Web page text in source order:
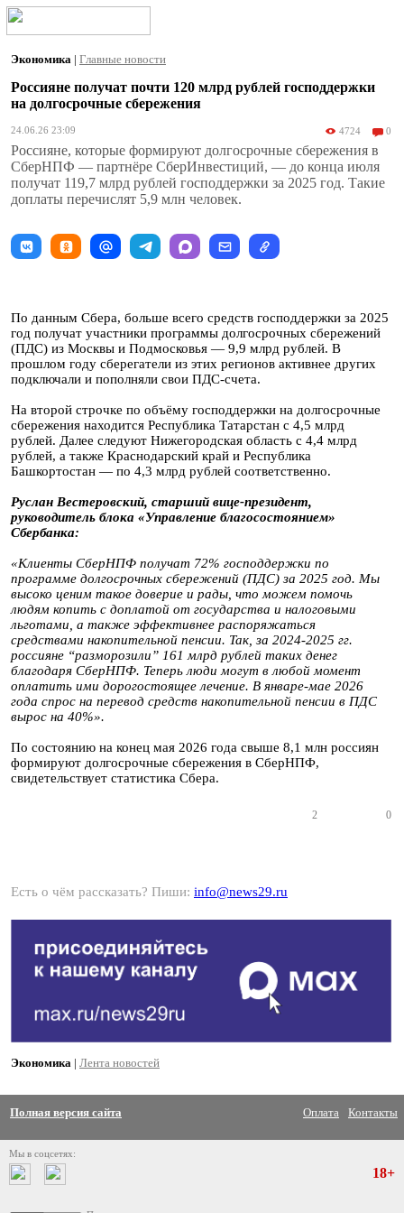
Экономика | Главные новости
Россияне получат почти 120 млрд рублей господдержки
на долгосрочные сбережения
24.06.26 23:09 4724 0
Россияне, которые формируют долгосрочные сбережения в
СберНПФ — партнёре СберИнвестиций, — до конца июля
получат 119,7 млрд рублей господдержки за 2025 год. Такие
доплаты перечислят 5,9 млн человек.
По данным Сбера, больше всего средств господдержки за 2025
год получат участники программы долгосрочных сбережений
(ПДС) из Москвы и Подмосковья — 9,9 млрд рублей. В
прошлом году сберегатели из этих регионов активнее других
подключали и пополняли свои ПДС-счета.
На второй строчке по объёму господдержки на долгосрочные
сбережения находится Республика Татарстан с 4,5 млрд
рублей. Далее следуют Нижегородская область с 4,4 млрд
рублей, а также Краснодарский край и Республика
Башкортостан — по 4,3 млрд рублей соответственно.
Руслан Вестеровский, старший вице-президент,
руководитель блока «Управление благосостоянием»
Сбербанка:
«Клиенты СберНПФ получат 72% господдержки по
программе долгосрочных сбережений (ПДС) за 2025 год. Мы
высоко ценим такое доверие и рады, что можем помочь
людям копить с доплатой от государства и налоговыми
льготами, а также эффективнее распоряжаться
средствами накопительной пенсии. Так, за 2024-2025 гг.
россияне “разморозили” 161 млрд рублей таких денег
благодаря СберНПФ. Теперь люди могут в любой момент
оплатить ими дорогостоящее лечение. В январе-мае 2026
года спрос на перевод средств накопительной пенсии в ПДС
вырос на 40%».
По состоянию на конец мая 2026 года свыше 8,1 млн россиян
формируют долгосрочные сбережения в СберНПФ,
свидетельствует статистика Сбера.
2 0
Есть о чём рассказать? Пиши: info@news29.ru
Экономика | Лента новостей
Полная версия сайта Оплата Контакты
Мы в соцсетях:
18+